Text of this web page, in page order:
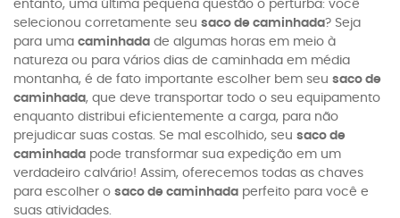
entanto, uma última pequena questão o perturba: você
selecionou corretamente seu saco de caminhada? Seja
para uma caminhada de algumas horas em meio à
natureza ou para vários dias de caminhada em média
montanha, é de fato importante escolher bem seu saco de
caminhada, que deve transportar todo o seu equipamento
enquanto distribui eficientemente a carga, para não
prejudicar suas costas. Se mal escolhido, seu saco de
caminhada pode transformar sua expedição em um
verdadeiro calvário! Assim, oferecemos todas as chaves
para escolher o saco de caminhada perfeito para você e
suas atividades.